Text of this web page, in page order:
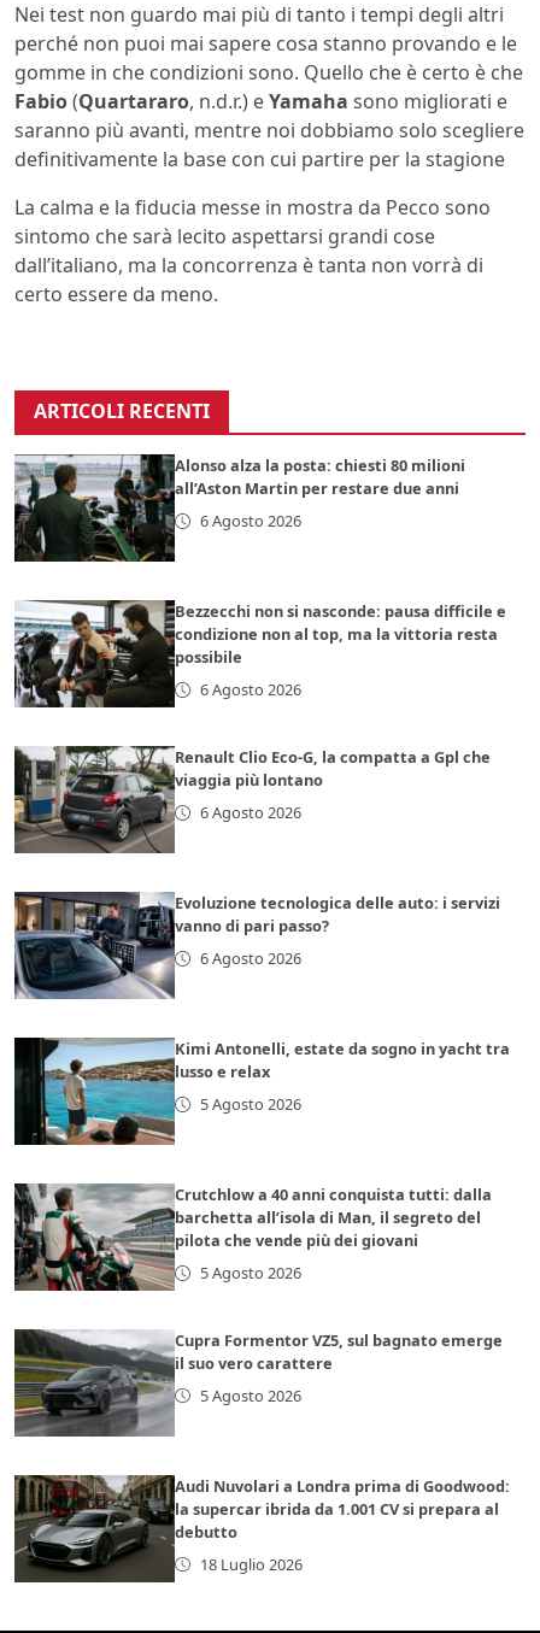
Nei test non guardo mai più di tanto i tempi degli altri
perché non puoi mai sapere cosa stanno provando e le
gomme in che condizioni sono. Quello che è certo è che
Fabio(Quartararo, n.d.r.) eYamaha sono migliorati e
saranno più avanti, mentre noi dobbiamo solo scegliere
definitivamente la base con cui partire per la stagione
La calma e la fiducia messe in mostra da Pecco sono
sintomo che sarà lecito aspettarsi grandi cose
dall’italiano, ma la concorrenza è tanta non vorrà di
certo essere da meno.
ARTICOLI RECENTI
Alonso alza la posta: chiesti 80 milioni
all’Aston Martin per restare due anni
6 Agosto 2026
Bezzecchi non si nasconde: pausa difficile e
condizione non al top, ma la vittoria resta
possibile
6 Agosto 2026
Renault Clio Eco-G, la compatta a Gpl che
viaggia più lontano
6 Agosto 2026
Evoluzione tecnologica delle auto: i servizi
vanno di pari passo?
6 Agosto 2026
Kimi Antonelli, estate da sogno in yacht tra
lusso e relax
5 Agosto 2026
Crutchlow a 40 anni conquista tutti: dalla
barchetta all’isola di Man, il segreto del
pilota che vende più dei giovani
5 Agosto 2026
Cupra Formentor VZ5, sul bagnato emerge
il suo vero carattere
5 Agosto 2026
Audi Nuvolari a Londra prima di Goodwood:
la supercar ibrida da 1.001 CV si prepara al
debutto
18 Luglio 2026